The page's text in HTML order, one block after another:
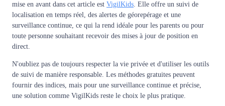
mise en avant dans cet article est VigilKids. Elle offre un suivi de
localisation en temps réel, des alertes de géorepérage et une
surveillance continue, ce qui la rend idéale pour les parents ou pour
toute personne souhaitant recevoir des mises à jour de position en
direct.
N'oubliez pas de toujours respecter la vie privée et d'utiliser les outils
de suivi de manière responsable. Les méthodes gratuites peuvent
fournir des indices, mais pour une surveillance continue et précise,
une solution comme VigilKids reste le choix le plus pratique.